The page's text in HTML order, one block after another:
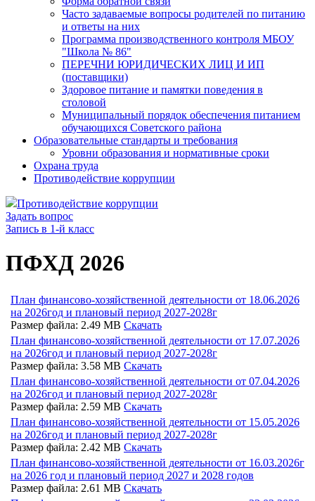
Часто задаваемые вопросы родителей по питанию
и ответы на них
Программа производственного контроля МБОУ
"Школа № 86"
ПЕРЕЧНИ ЮРИДИЧЕСКИХ ЛИЦ И ИП
(поставщики)
Здоровое питание и памятки поведения в
столовой
Муниципальный порядок обеспечения питанием
обучающихся Советского района
Образовательные стандарты и требования
Уровни образования и нормативные сроки
Охрана труда
Противодействие коррупции
Противодействие коррупции
Задать вопрос
Запись в 1-й класс
ПФХД 2026
План финансово-хозяйственной деятельности от 18.06.2026
на 2026год и плановый период 2027-2028г
Размер файла: 2.49 MB Скачать
План финансово-хозяйственной деятельности от 17.07.2026
на 2026год и плановый период 2027-2028г
Размер файла: 3.58 MB Скачать
План финансово-хозяйственной деятельности от 07.04.2026
на 2026год и плановый период 2027-2028г
Размер файла: 2.59 MB Скачать
План финансово-хозяйственной деятельности от 15.05.2026
на 2026год и плановый период 2027-2028г
Размер файла: 2.42 MB Скачать
План финансово-хозяйственной деятельности от 16.03.2026г
на 2026 год и плановый период 2027 и 2028 годов
Размер файла: 2.61 MB Скачать